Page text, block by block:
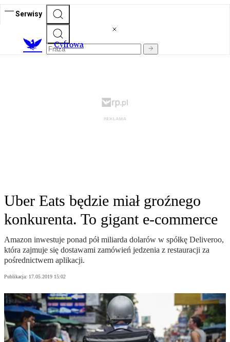
Serwisy
Cyfrowa
Uber Eats będzie miał groźnego
konkurenta. To gigant e-commerce
Amazon inwestuje ponad pół miliarda dolarów w spółkę Deliveroo,
która zajmuje się dostawami zamówień jedzenia z restauracji za
pośrednictwem aplikacji.
Publikacja: 17.05.2019 15:02